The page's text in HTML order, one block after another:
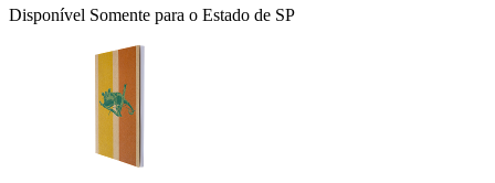
Disponível Somente para o Estado de SP